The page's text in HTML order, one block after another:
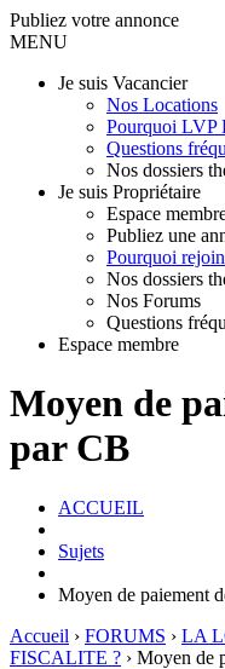
Publiez votre annonce
MENU
Je suis Vacancier
Nos Locations
Pourquoi LVP
Questions
Nos dossiers
Je suis Propriétaire
Espace
Publiez une
Pourquoi
Nos dossiers
Nos Forums
Questions
Espace membre
Moyen de
par CB
ACCUEIL
Sujets
Moyen de paiement
Accueil › FORUMS › LA
FISCALITE ? › Moyen de